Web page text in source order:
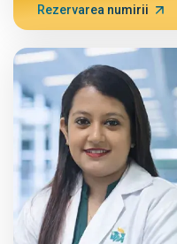
Rezervarea numirii